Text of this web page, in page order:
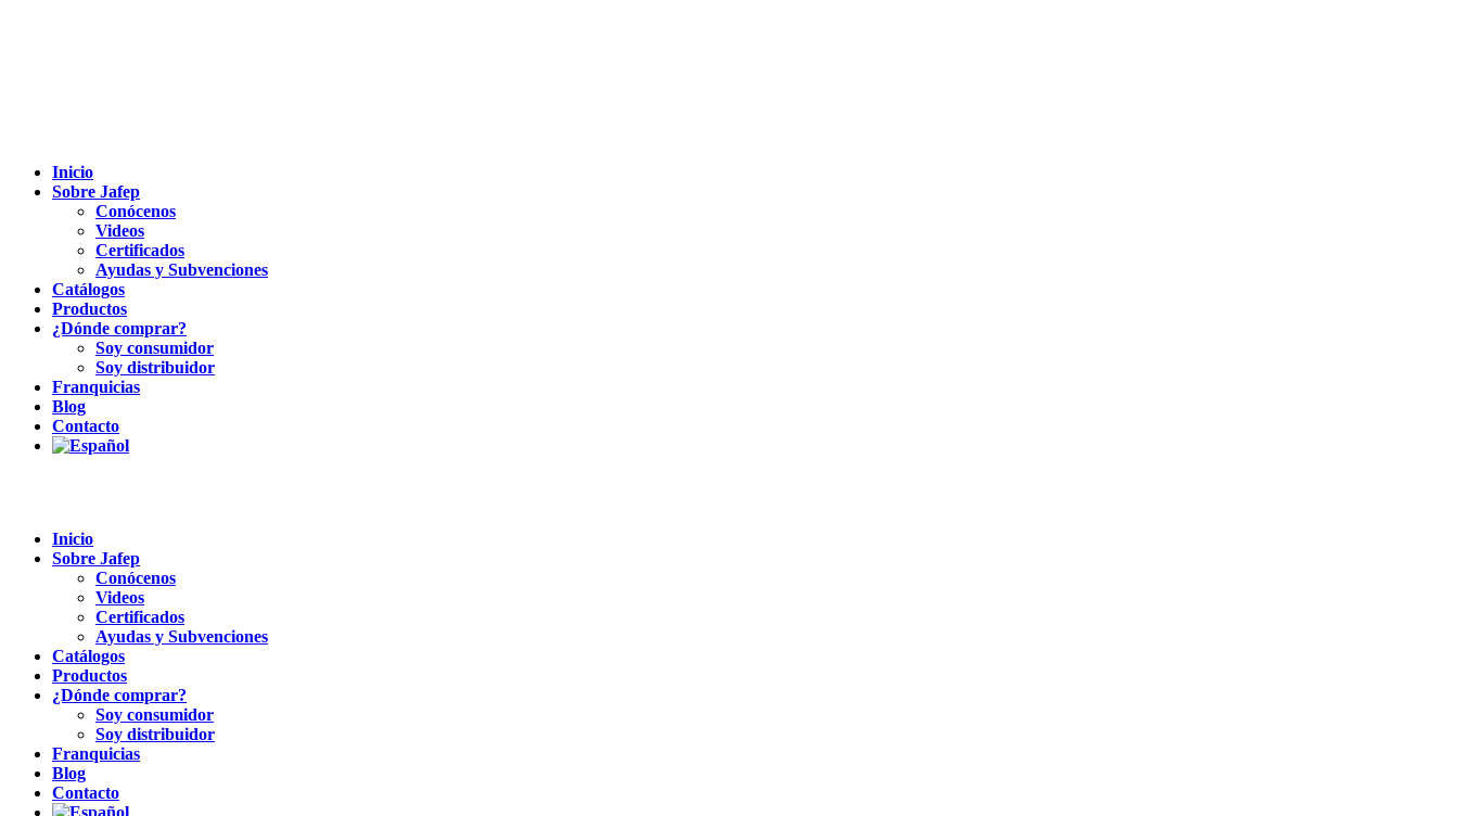
Inicio
Sobre Jafep
Conócenos
Videos
Certificados
Ayudas y Subvenciones
Catálogos
Productos
¿Dónde comprar?
Soy consumidor
Soy distribuidor
Franquicias
Blog
Contacto
Inicio
Sobre Jafep
Conócenos
Videos
Certificados
Ayudas y Subvenciones
Catálogos
Productos
¿Dónde comprar?
Soy consumidor
Soy distribuidor
Franquicias
Blog
Contacto